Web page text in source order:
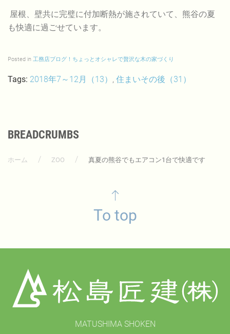
屋根、壁共に完璧に付加断熱が施されていて、熊谷の夏
も快適に過ごせています。
Posted in 工務店ブログ！ちょっとオシャレで贅沢な木の家づくり
Tags: 2018年7～12月（13） , 住まいその後（31）
BREADCRUMBS
ホーム ZOO 真夏の熊谷でもエアコン1台で快適です
To top
MATUSHIMA SHOKEN